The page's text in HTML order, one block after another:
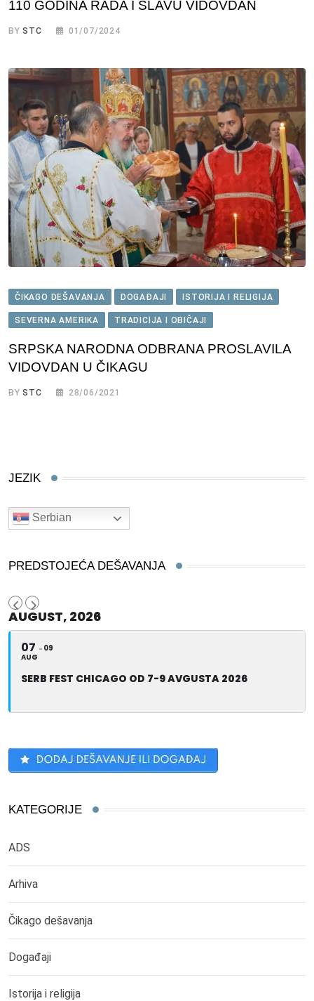
110 GODINA RADA I SLAVU VIDOVDAN
BYSTC 01/07/2024
ČIKAGO DEŠAVANJA DOGAĐAJI ISTORIJA I RELIGIJA
SEVERNA AMERIKA TRADICIJA I OBIČAJI
SRPSKA NARODNA ODBRANA PROSLAVILA
VIDOVDAN U ČIKAGU
BYSTC 28/06/2021
JEZIK
Serbian
PREDSTOJEĆA DEŠAVANJA
AUGUST, 2026
07
AUG
09
SERB FEST CHICAGO OD 7-9 AVGUSTA 2026
KATEGORIJE
ADS
Arhiva
Čikago dešavanja
Događaji
Istorija i religija